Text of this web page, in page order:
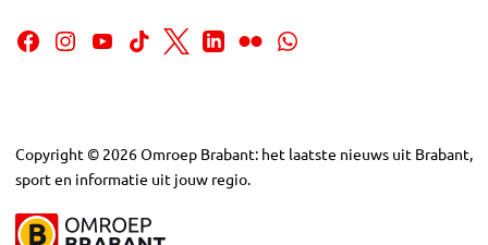
Copyright © 2026Omroep Brabant: het laatste nieuws uit Brabant,
sport en informatie uit jouw regio.